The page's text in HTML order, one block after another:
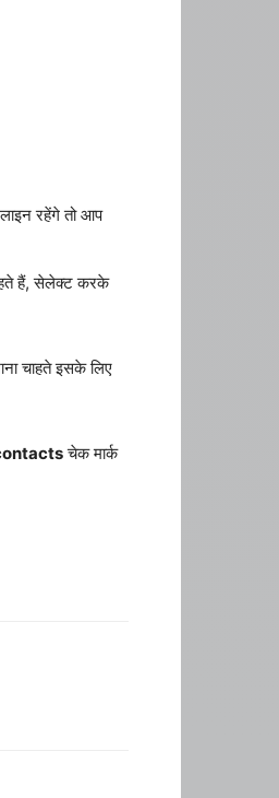
रहेंगे तो आप
हैं, सेलेक्ट करके
चाहते इसके लिए
चेक मार्क